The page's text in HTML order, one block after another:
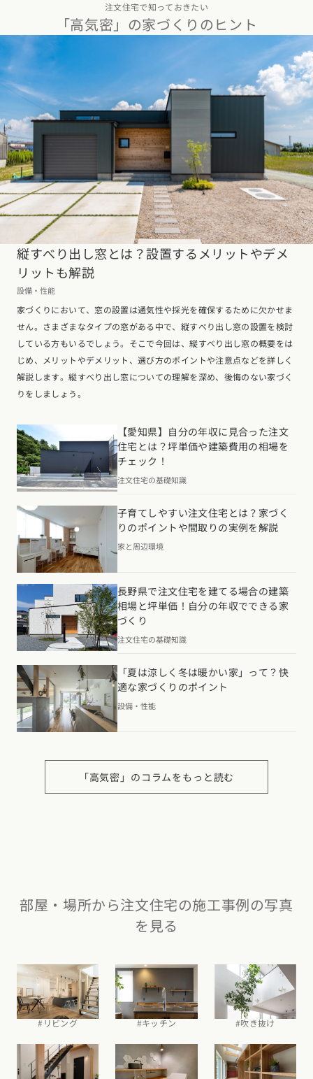
注文住宅で知っておきたい
「高気密」の家づくりのヒント
縦すべり出し窓とは？設置するメリットやデメ
リットも解説
設備・性能
家づくりにおいて、窓の設置は通気性や採光を確保するために欠かせま
せん。さまざまなタイプの窓がある中で、縦すべり出し窓の設置を検討
している方もいるでしょう。そこで今回は、縦すべり出し窓の概要をは
じめ、メリットやデメリット、選び方のポイントや注意点などを詳しく
解説します。縦すべり出し窓についての理解を深め、後悔のない家づく
りをしましょう。
【愛知県】自分の年収に見合った注文
住宅とは？坪単価や建築費用の相場を
チェック！
注文住宅の基礎知識
子育てしやすい注文住宅とは？家づく
りのポイントや間取りの実例を解説
家と周辺環境
長野県で注文住宅を建てる場合の建築
相場と坪単価！自分の年収でできる家
づくり
注文住宅の基礎知識
「夏は涼しく冬は暖かい家」って？快
適な家づくりのポイント
設備・性能
「高気密」のコラムをもっと読む
部屋・場所から注文住宅の施工事例の写真
を見る
#リビング #キッチン #吹き抜け
カタログ請求 イベント検索 工務店無料相談